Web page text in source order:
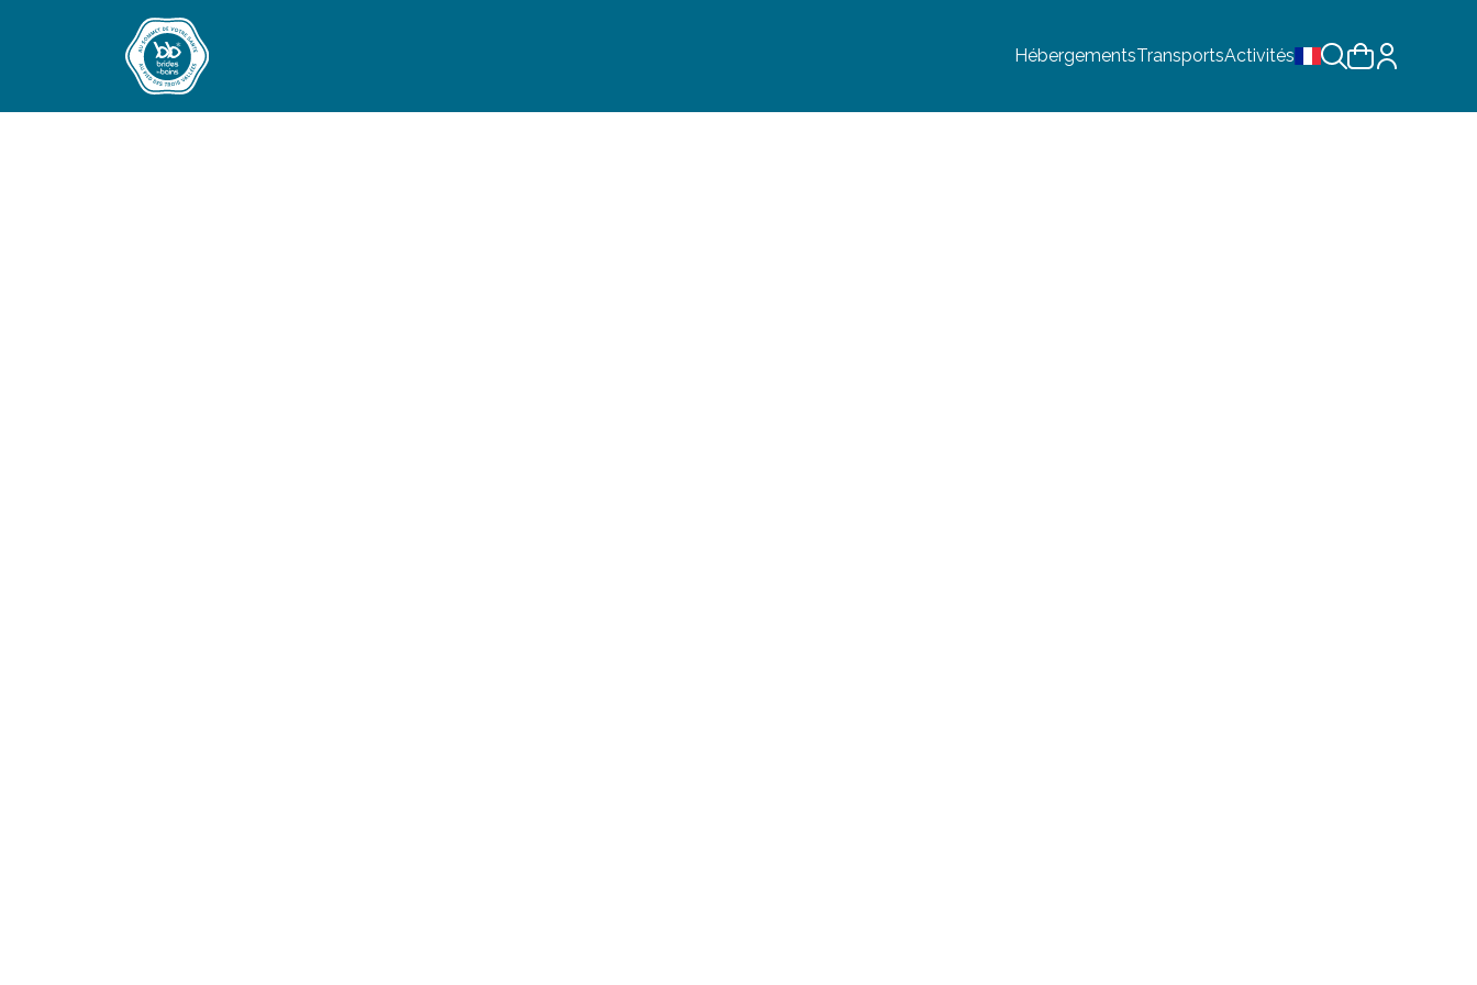
HébergementsTransportsActivitésChoix de la langue